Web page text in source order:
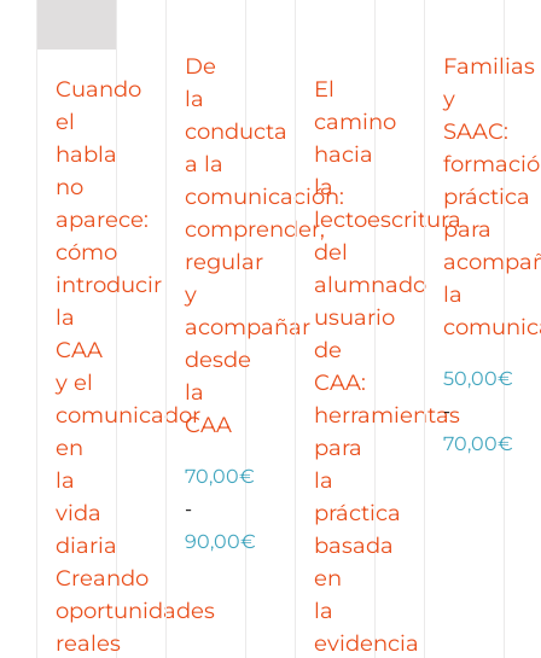
Cuando
el
habla
no
aparece:
cómo
introducir
la
CAA
y el
comunicador
en
la
vida
diaria
Creando
oportunidades
reales
De
la
conducta
a la
comunicación:
comprender,
regular
y
acompañar
desde
la
CAA
70,00€
-
90,00€ Rango
precios:
El
camino
hacia
la
lectoescritura
del
alumnado
usuario
de
CAA:
herramientas
para
la
práctica
basada
en
la
evidencia
Familias
y
SAAC:
práctica
para
la
50,00€
-
70,00€